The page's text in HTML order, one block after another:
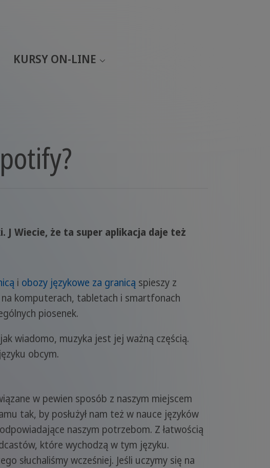
KURSY ON-LINE
J Wiecie, że ta super aplikacja daje też
i obozy językowe za granicą spieszy z
komputerach, tabletach i smartfonach
piosenek.
wiadomo, muzyka jest jej ważną częścią.
obcym.
w pewien sposób z naszym miejscem
tak, by posłużył nam też w nauce języków
naszym potrzebom. Z łatwością
które wychodzą w tym języku.
słuchaliśmy wcześniej. Jeśli uczymy się na